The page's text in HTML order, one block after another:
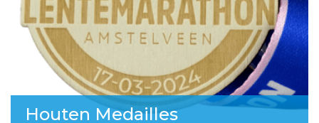
Houten Medailles